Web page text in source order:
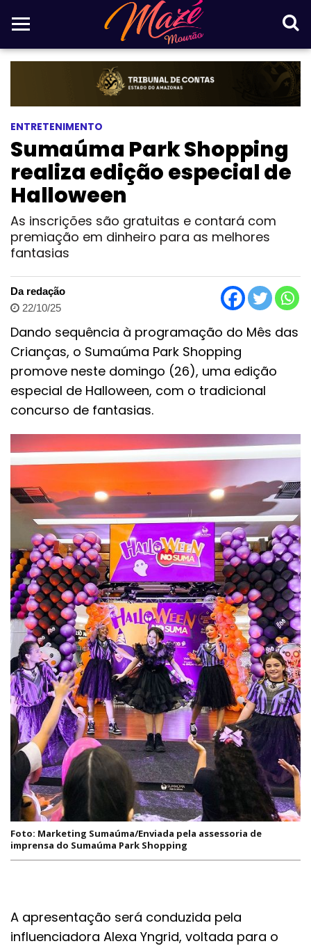
ENTRETENIMENTO
Sumaúma Park Shopping
realiza edição especial de
Halloween
As inscrições são gratuitas e contará com
premiação em dinheiro para as melhores
fantasias
Da redação
22/10/25
Dando sequência à programação do Mês das
Crianças, o Sumaúma Park Shopping
promove neste domingo (26), uma edição
especial de Halloween, com o tradicional
concurso de fantasias.
Foto: Marketing Sumaúma/Enviada pela assessoria de
imprensa do Sumaúma Park Shopping
A apresentação será conduzida pela
influenciadora Alexa Yngrid, voltada para o